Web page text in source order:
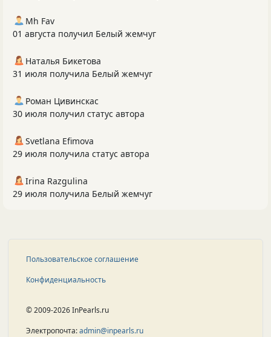
Mh Fav
01 августа получил Белый жемчуг
Наталья Бикетова
31 июля получила Белый жемчуг
Роман Цивинскас
30 июля получил статус автора
Svetlana Efimova
29 июля получила статус автора
Irina Razgulina
29 июля получила Белый жемчуг
Пользовательское соглашение
Конфиденциальность
© 2009-2026 InPearls.ru
Электропочта:admin@inpearls.ru